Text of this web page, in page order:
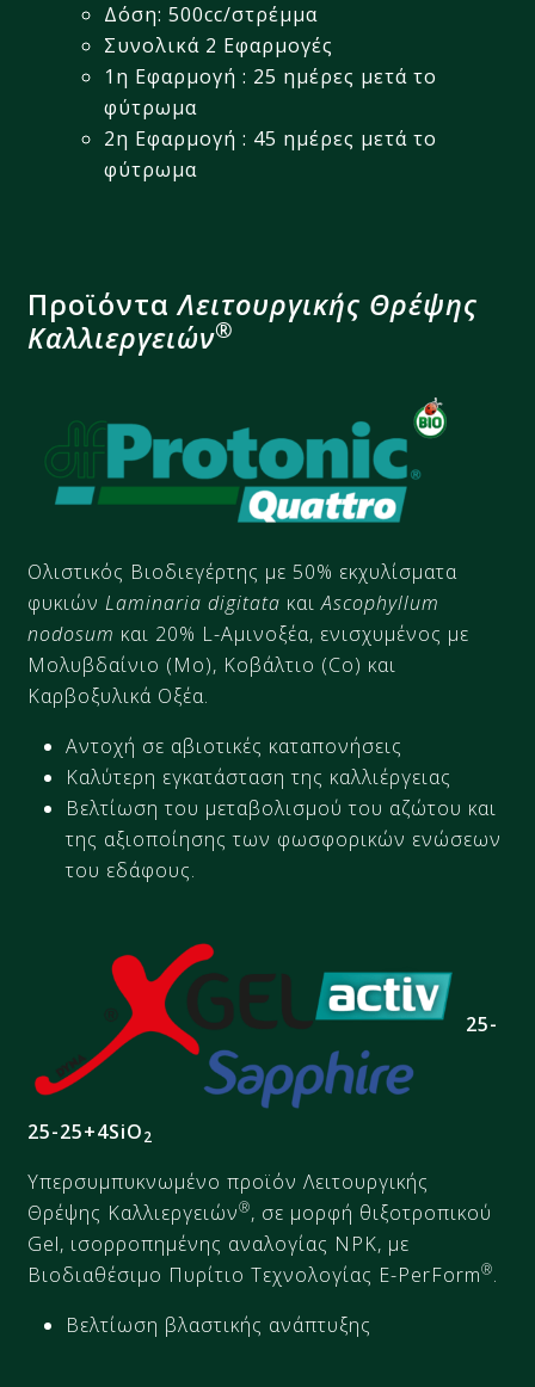
Δόση: 500cc/στρέμμα​
Συνολικά 2 Εφαρμογές​
1η Εφαρμογή : 25 ημέρες μετά το
φύτρωμα​
2η Εφαρμογή : 45 ημέρες μετά το
φύτρωμα​​
ΠροϊόνταΛειτουργικής Θρέψης
Καλλιεργειών®
Ολιστικός Βιοδιεγέρτης με 50% εκχυλίσματα
φυκιώνLaminaria digitata καιAscophyllum
nodosum και 20% L-Αμινοξέα, ενισχυμένος με
Μολυβδαίνιο (Μο), Κοβάλτιο (Co) και
Καρβοξυλικά Οξέα.
Αντοχή σε αβιοτικές καταπονήσεις
Καλύτερη εγκατάσταση της καλλιέργειας
Βελτίωση του μεταβολισμού του αζώτου και
της αξιοποίησης των φωσφορικών ενώσεων
του εδάφους.
25-
25-25+4SiO2
Υπερσυμπυκνωμένο προϊόν Λειτουργικής
Θρέψης Καλλιεργειών®, σε μορφή θιξοτροπικού
Gel, ισορροπημένης αναλογίας NPK, με
Βιοδιαθέσιμο Πυρίτιο Τεχνολογίας E-PerForm®.
Βελτίωση βλαστικής ανάπτυξης